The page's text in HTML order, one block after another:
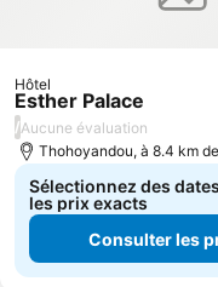
Hôtel
Esther Palace
/Aucune évaluation
Thohoyandou, à 8.4 km
Sélectionnez des
les prix exacts
Consulter les